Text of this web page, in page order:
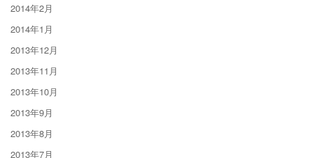
2014年2月
2014年1月
2013年12月
2013年11月
2013年10月
2013年9月
2013年8月
2013年7月